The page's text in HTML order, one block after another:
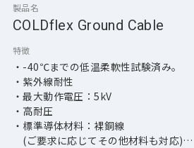
製品名
COLDflex Ground Cable
特徴
・-40℃までの低温柔軟性試験済み。
・紫外線耐性
・最大動作電圧：5kV
・高耐圧
・標準導体材料：裸銅線
(ご要求に応じてその他材料も対応)